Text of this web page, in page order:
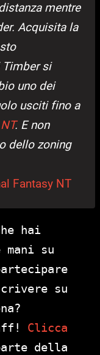
mentre
Acquisita la
Timber si
uno dei
usciti fino a
. E non
dello zoning
Fantasy NT
hai
su
su
Clicca
della